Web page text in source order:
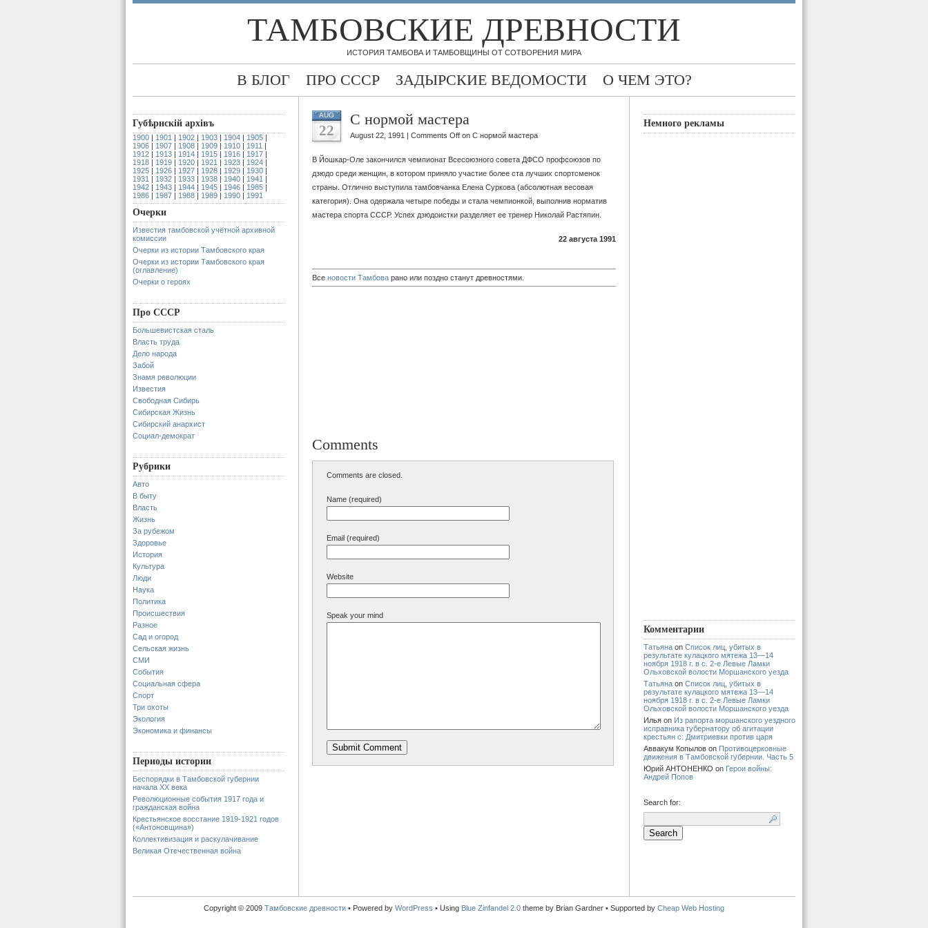
ТАМБОВСКИЕ ДРЕВНОСТИ
ИСТОРИЯ ТАМБОВА И ТАМБОВЩИНЫ ОТ СОТВОРЕНИЯ МИРА
В БЛОГ ПРО СССР ЗАДЫРСКИЕ ВЕДОМОСТИ О ЧЕМ ЭТО?
Губѣрнскiй архiвъ
1900 | 1901 | 1902 | 1903 | 1904 | 1905 |
1906 | 1907 | 1908 | 1909 | 1910 | 1911 |
1912 | 1913 | 1914 | 1915 | 1916 | 1917 |
1918 | 1919 | 1920 | 1921 | 1923 | 1924 |
1925 | 1926 | 1927 | 1928 | 1929 | 1930 |
1931 | 1932 | 1933 | 1938 | 1940 | 1941 |
1942 | 1943 | 1944 | 1945 | 1946 | 1985 |
1986 | 1987 | 1988 | 1989 | 1990 | 1991
Очерки
Известия тамбовской учётной архивной
комиссии
Очерки из истории Тамбовского края
Очерки из истории Тамбовского края
(оглавление)
Очерки о героях
Про СССР
Большевистская сталь
Власть труда
Дело народа
Забой
Знамя революции
Известия
Свободная Сибирь
Сибирская Жизнь
Сибирский анархист
Социал-демократ
Рубрики
Авто
В быту
Власть
Жизнь
За рубежом
Здоровье
История
Культура
Люди
Наука
Политика
Происшествия
Разное
Сад и огород
Сельская жизнь
СМИ
События
Социальная сфера
Спорт
Три охоты
Экология
Экономика и финансы
Периоды истории
Беспорядки в Тамбовской губернии
начала XX века
Революционные события 1917 года и
гражданская война
Крестьянское восстание 1919-1921 годов
(«Антоновщина»)
Коллективизация и раскулачивание
Великая Отечественная война
AUG
22
С нормой мастера
August 22, 1991 | Comments Off on С нормой мастера
В Йошкар-Оле закончился чемпионат Всесоюзного совета ДФСО профсоюзов по
дзюдо среди женщин, в котором приняло участие более ста лучших спортсменок
страны. Отлично выступила тамбовчанка Елена Суркова (абсолютная весовая
категория). Она одержала четыре победы и стала чемпионкой, выполнив норматив
мастера спорта СССР. Успех дзюдоистки разделяет ее тренер Николай Растяпин.
22 августа 1991
Все новости Тамбова рано или поздно станут древностями.
Comments
Comments are closed.
Name (required)
Email (required)
Website
Speak your mind
Немного рекламы
Комментарии
Татьяна on Список лиц, убитых в
результате кулацкого мятежа 13—14
ноября 1918 г. в с. 2-е Левые Ламки
Ольховской волости Моршанского уезда
Татьяна on Список лиц, убитых в
результате кулацкого мятежа 13—14
ноября 1918 г. в с. 2-е Левые Ламки
Ольховской волости Моршанского уезда
Илья on Из рапорта моршанского уездного
исправника губернатору об агитации
крестьян с. Дмитриевки против царя
Аввакум Копылов on Противоцерковные
движения в Тамбовской губернии. Часть 5
Юрий АНТОНЕНКО on Герои войны:
Андрей Попов
Search for:
Copyright © 2009 Тамбовские древности • Powered by WordPress • Using Blue Zinfandel 2.0 theme by Brian Gardner • Supported by Cheap Web Hosting